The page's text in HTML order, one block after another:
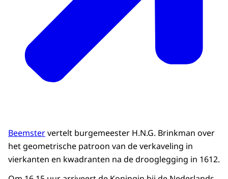
Beemstervertelt burgemeester H.N.G. Brinkman over
het geometrische patroon van de verkaveling in
vierkanten en kwadranten na de drooglegging in 1612.